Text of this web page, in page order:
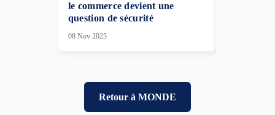
le commerce devient une
question de sécurité
08 Nov 2025
Retour à MONDE